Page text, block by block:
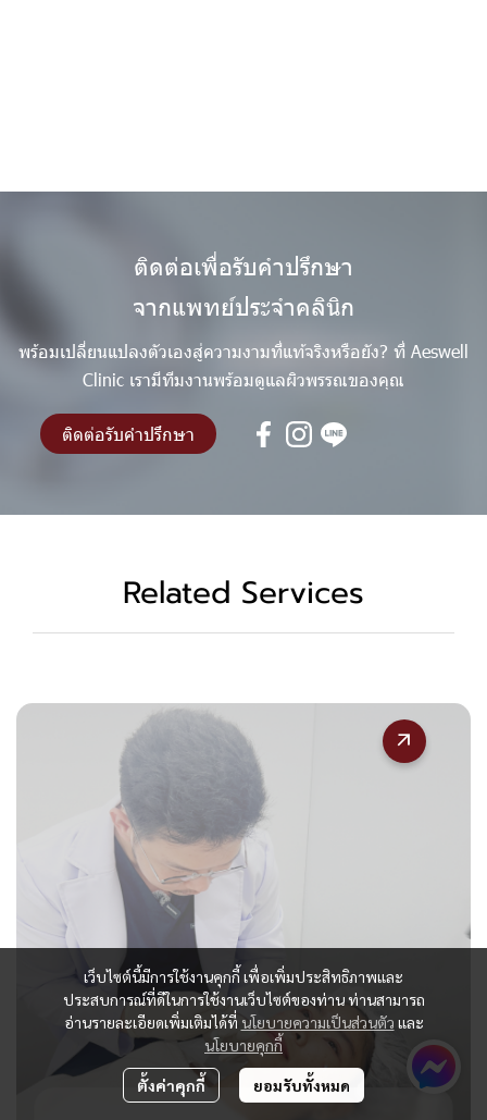
ติดต่อเพื่อรับคำปรึกษา
จากแพทย์ประจำคลินิก
พร้อมเปลี่ยนแปลงตัวเองสู่ความงามที่แท้จริงหรือยัง? ที่ Aeswell
Clinic เรามีทีมงานพร้อมดูแลผิวพรรณของคุณ
ติดต่อรับคำปรึกษา
Related Services
เว็บไซต์นี้มีการใช้งานคุกกี้ เพื่อเพิ่มประสิทธิภาพและ
ประสบการณ์ที่ดีในการใช้งานเว็บไซต์ของท่าน ท่านสามารถ
อ่านรายละเอียดเพิ่มเติมได้ที่ นโยบายความเป็นส่วนตัว และ
นโยบายคุกกี้
ตั้งค่าคุกกี้ ยอมรับทั้งหมด